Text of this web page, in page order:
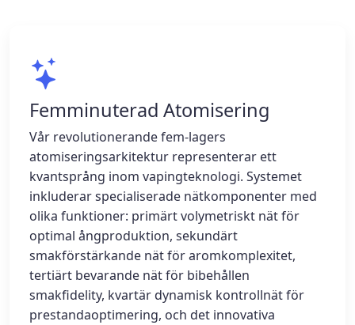
Femminuterad Atomisering
Vår revolutionerande fem-lagers
atomiseringsarkitektur representerar ett
kvantsprång inom vapingteknologi. Systemet
inkluderar specialiserade nätkomponenter med
olika funktioner: primärt volymetriskt nät för
optimal ångproduktion, sekundärt
smakförstärkande nät för aromkomplexitet,
tertiärt bevarande nät för bibehållen
smakfidelity, kvartär dynamisk kontrollnät för
prestandaoptimering, och det innovativa